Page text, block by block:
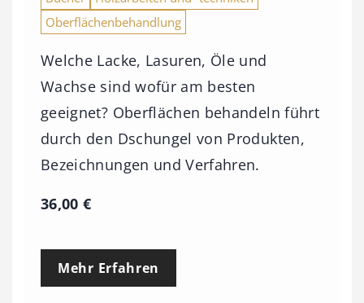
Oberflächenbehandlung
Welche Lacke, Lasuren, Öle und
Wachse sind wofür am besten
geeignet? Oberflächen behandeln führt
durch den Dschungel von Produkten,
Bezeichnungen und Verfahren.
36,00€
Mehr Erfahren